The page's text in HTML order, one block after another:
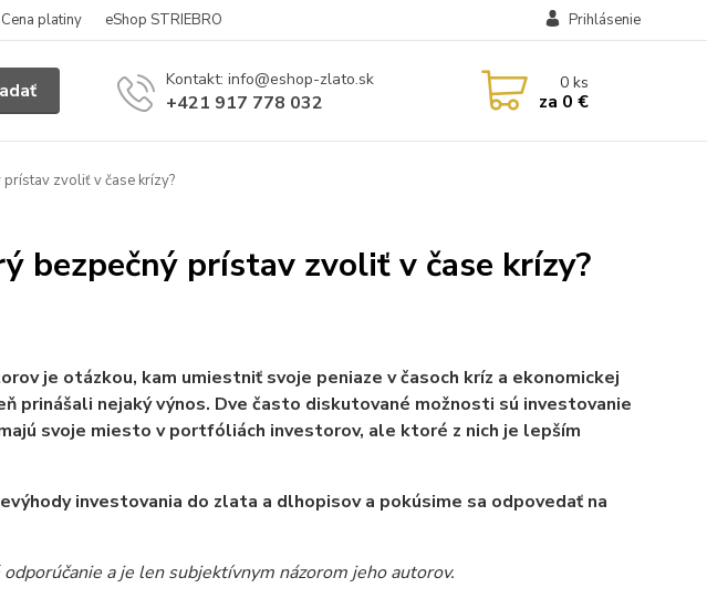
Cena platiny eShop STRIEBRO Prihlásenie
Kontakt: info@eshop-zlato.sk
+421 917 778 032
0ks
za 0 €
zvoliť v čase krízy?
bezpečný prístav zvoliť v čase krízy?
je otázkou, kam umiestniť svoje peniaze v časoch kríz a ekonomickej
prinášali nejaký výnos. Dve často diskutované možnosti sú investovanie
svoje miesto v portfóliách investorov, ale ktoré z nich je lepším
investovania do zlata a dlhopisov a pokúsime sa odpovedať na
a je len subjektívnym názorom jeho autorov.